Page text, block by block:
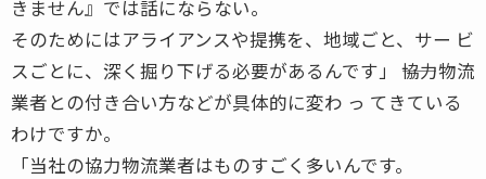
きません』では話にならない。
そのためにはアライアンスや提携を、地域ごと、サー ビ
スごとに、深く掘り下げる必要があるんです」 ――協力物流
業者との付き合い方などが具体的に変わ っ てきている
わけですか。
「当社の協力物流業者はものすごく多いんです。